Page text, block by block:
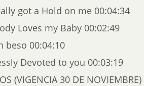
got a Hold on me 00:04:34
Loves my Baby 00:02:49
beso 00:04:10
Devoted to you 00:03:19
(VIGENCIA 30 DE